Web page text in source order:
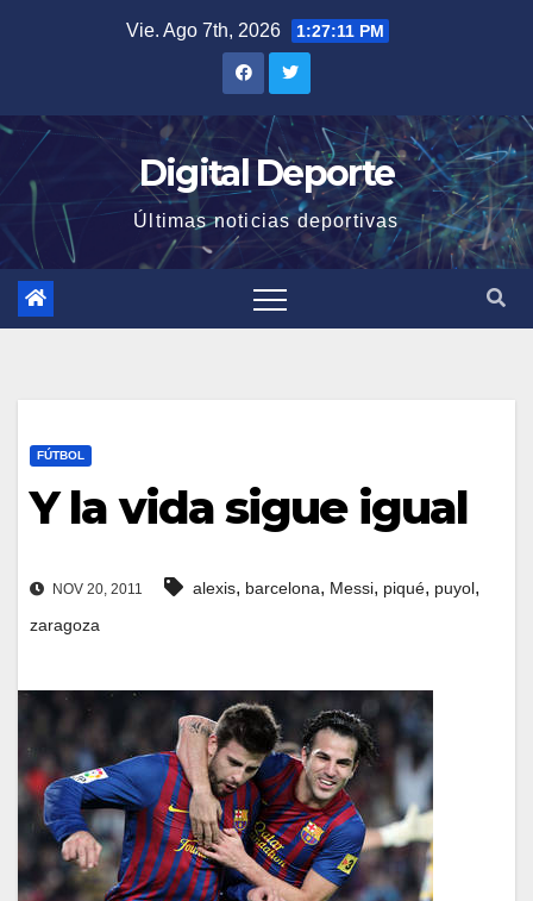
Vie. Ago 7th, 2026 1:27:11 PM
Digital Deporte
Últimas noticias deportivas
FÚTBOL
Y la vida sigue igual
NOV 20, 2011 alexis, barcelona, Messi, piqué, puyol,
zaragoza